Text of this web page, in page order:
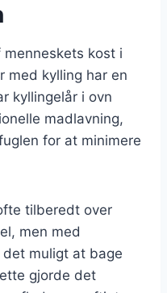
kost i
med kylling har en
kyllingelår i ovn
madlavning,
for at minimere
tilberedt over
men med
muligt at bage
gjorde det